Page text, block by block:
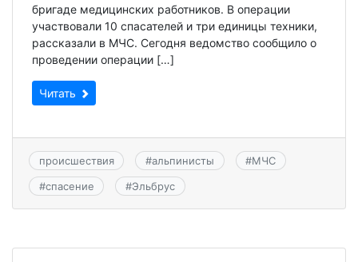
бригаде медицинских работников. В операции
участвовали 10 спасателей и три единицы техники,
рассказали в МЧС. Сегодня ведомство сообщило о
проведении операции […]
Читать
происшествия #альпинисты #МЧС
#спасение #Эльбрус